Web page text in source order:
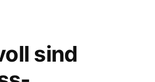
sind